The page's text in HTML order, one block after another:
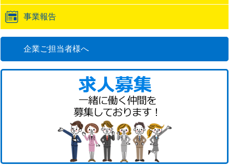
事業報告
企業ご担当者様へ